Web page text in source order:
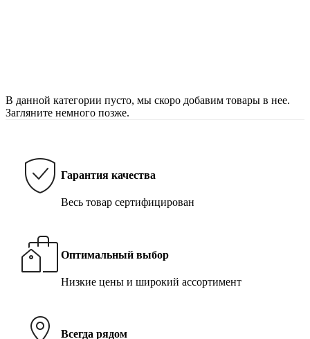
В данной категории пусто, мы скоро добавим товары в нее.
Загляните немного позже.
Гарантия качества
Весь товар сертифицирован
Оптимальный выбор
Низкие цены и широкий ассортимент
Всегда рядом